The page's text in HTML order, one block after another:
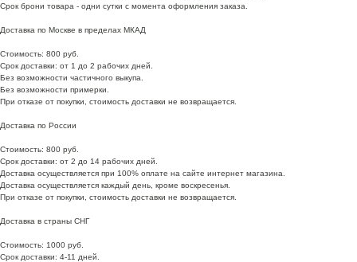
Срок брони товара - одни сутки с момента оформления заказа.
Доставка по Москве в пределах МКАД
Стоимость: 800 руб.
Срок доставки: от 1 до 2 рабочих дней.
Без возможности частичного выкупа.
Без возможности примерки.
При отказе от покупки, стоимость доставки не возвращается.
Доставка по России
Стоимость: 800 руб.
Срок доставки: от 2 до 14 рабочих дней.
Доставка осуществляется при 100% оплате на сайте интернет магазина.
Доставка осуществляется каждый день, кроме воскресенья.
При отказе от покупки, стоимость доставки не возвращается.
Доставка в страны СНГ
Стоимость: 1000 руб.
Срок доставки: 4-11 дней.